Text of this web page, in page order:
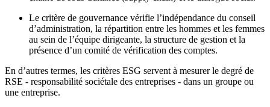
Le critère de gouvernance vérifie l’indépendance du conseil
d’administration, la répartition entre les hommes et les femmes
au sein de l’équipe dirigeante, la structure de gestion et la
présence d’un comité de vérification des comptes.
En d’autres termes, les critères ESG servent à mesurer le degré de
RSE - responsabilité sociétale des entreprises - dans un groupe ou
une entreprise.